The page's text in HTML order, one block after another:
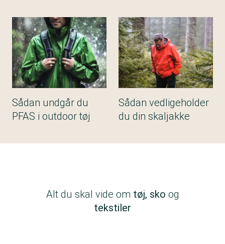
Sådan undgår du
PFAS i outdoor tøj
Sådan vedligeholder
du din skaljakke
Alt du skal vide om tøj, sko og
tekstiler